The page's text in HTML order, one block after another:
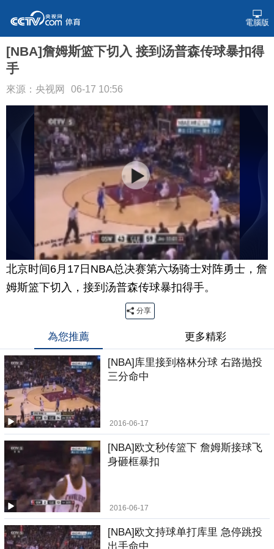
電腦版
[NBA]詹姆斯篮下切入 接到汤普森传球暴扣得
手
來源：央视网 06-17 10:56
北京时间6月17日NBA总决赛第六场骑士对阵勇士，詹
姆斯篮下切入，接到汤普森传球暴扣得手。
分享
為您推薦 更多精彩
[NBA]库里接到格林分球 右路抛投
三分命中
2016-06-17
[NBA]欧文秒传篮下 詹姆斯接球飞
身砸框暴扣
2016-06-17
[NBA]欧文持球单打库里 急停跳投
出手命中